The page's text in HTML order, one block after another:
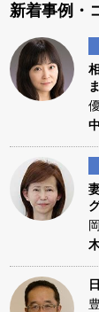
新着事例・